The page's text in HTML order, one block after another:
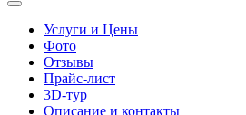
Услуги и Цены
Фото
Отзывы
Прайс-лист
3D-тур
Описание и контакты